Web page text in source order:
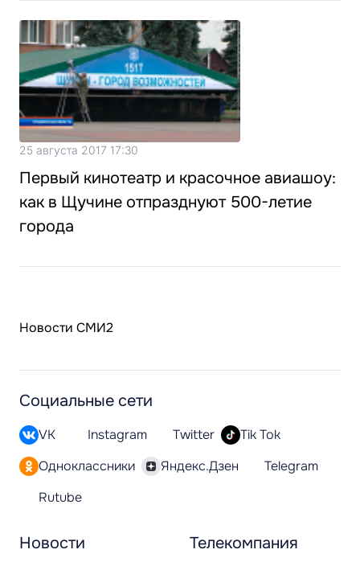
25 августа 2017 17:30
Первый кинотеатр и красочное авиашоу:
как в Щучине отпразднуют 500-летие
города
Новости СМИ2
Новости Телекомпания
Социальные сети
VK Instagram Twitter
Tik Tok
Одноклассники
Яндекс.Дзен
Telegram
Rutube